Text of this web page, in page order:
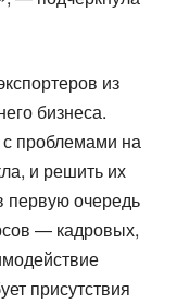
из
бизнеса.
проблемами на
и решить их
первую очередь
— кадровых,
присутствия